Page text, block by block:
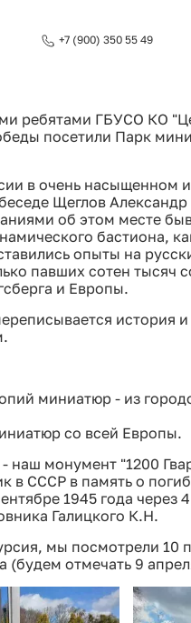
+7 (900) 350 55 49
ребятами ГБУСО КО
посетили Парк
в очень насыщенном
Щеглов
об этом месте
бастиона,
опыты на
павших сотен тысяч
и Европы.
история
миниатюр - из
со всей Европы.
наш монумент "1200
в СССР в память о
1945 года через
Галицкого К.Н.
мы посмотрели 10
отмечать 9